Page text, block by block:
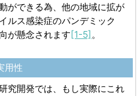
ができる為、他の地域に拡が
ルス感染症のパンデミック
が懸念されます [1-5] 。
用性
究開発では、もし実際にこれ